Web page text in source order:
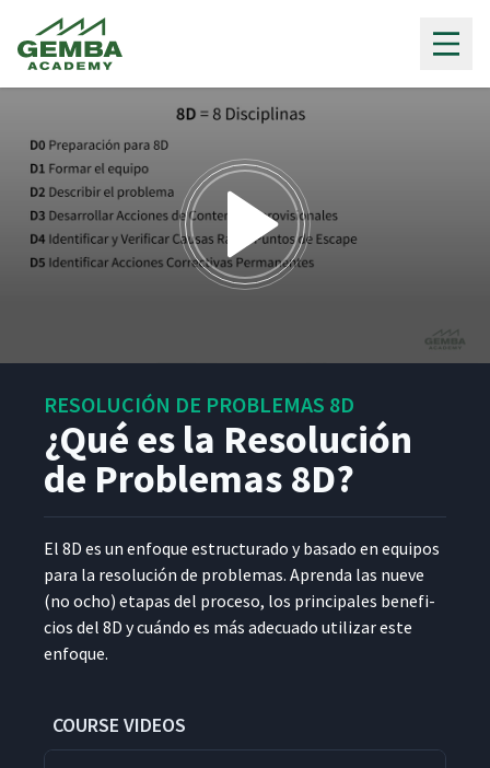
minutes,
second
RESOLUCIÓN DE PROBLEMAS 8D
¿Qué es la Resolución
de Problemas 8D?
El 8D es un enfoque estruc­tura­do y basa­do en equipos
para la res­olu­ción de prob­le­mas. Apren­da las nueve
(no ocho) eta­pas del pro­ce­so, los prin­ci­pales ben­efi­
cios del 8D y cuán­do es más ade­cua­do uti­lizar este
enfoque.
COURSE VIDEOS